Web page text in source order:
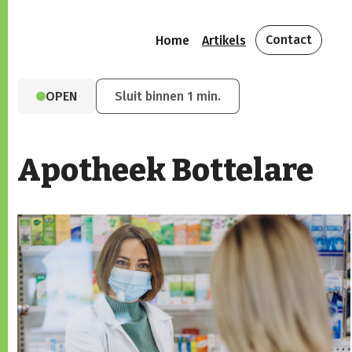
Home Artikels Contact
OPEN Sluit binnen 1 min.
Apotheek Bottelare